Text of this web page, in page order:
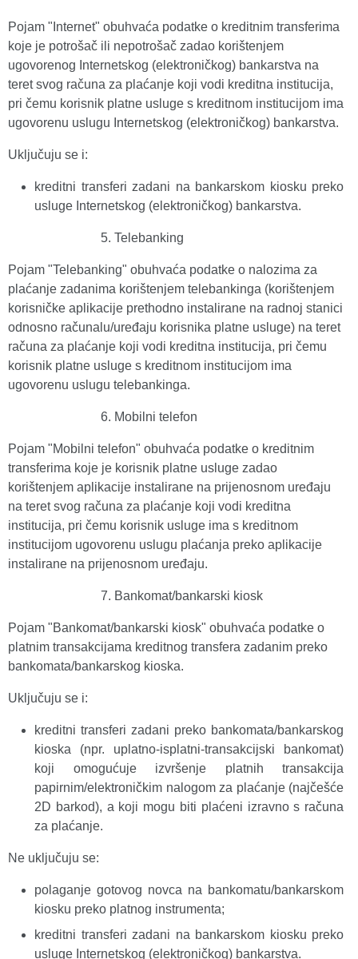
Pojam "Internet" obuhvaća podatke o kreditnim transferima
koje je potrošač ili nepotrošač zadao korištenjem
ugovorenog Internetskog (elektroničkog) bankarstva na
teret svog računa za plaćanje koji vodi kreditna institucija,
pri čemu korisnik platne usluge s kreditnom institucijom ima
ugovorenu uslugu Internetskog (elektroničkog) bankarstva.
Uključuju se i:
kreditni transferi zadani na bankarskom kiosku preko
usluge Internetskog (elektroničkog) bankarstva.
Telebanking
Pojam "Telebanking" obuhvaća podatke o nalozima za
plaćanje zadanima korištenjem telebankinga (korištenjem
korisničke aplikacije prethodno instalirane na radnoj stanici
odnosno računalu/uređaju korisnika platne usluge) na teret
računa za plaćanje koji vodi kreditna institucija, pri čemu
korisnik platne usluge s kreditnom institucijom ima
ugovorenu uslugu telebankinga.
Mobilni telefon
Pojam "Mobilni telefon" obuhvaća podatke o kreditnim
transferima koje je korisnik platne usluge zadao
korištenjem aplikacije instalirane na prijenosnom uređaju
na teret svog računa za plaćanje koji vodi kreditna
institucija, pri čemu korisnik usluge ima s kreditnom
institucijom ugovorenu uslugu plaćanja preko aplikacije
instalirane na prijenosnom uređaju.
Bankomat/bankarski kiosk
Pojam "Bankomat/bankarski kiosk" obuhvaća podatke o
platnim transakcijama kreditnog transfera zadanim preko
bankomata/bankarskog kioska.
Uključuju se i:
kreditni transferi zadani preko bankomata/bankarskog
kioska (npr. uplatno-isplatni-transakcijski bankomat)
koji omogućuje izvršenje platnih transakcija
papirnim/elektroničkim nalogom za plaćanje (najčešće
2D barkod), a koji mogu biti plaćeni izravno s računa
za plaćanje.
Ne uključuju se:
polaganje gotovog novca na bankomatu/bankarskom
kiosku preko platnog instrumenta;
kreditni transferi zadani na bankarskom kiosku preko
usluge Internetskog (elektroničkog) bankarstva.